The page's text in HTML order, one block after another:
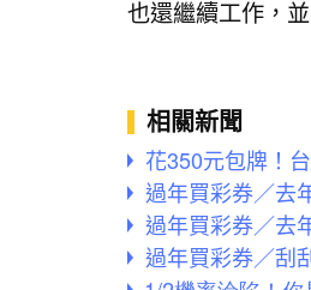
也還繼續工作，
相關新聞
花350元包牌！
過年買彩券／去
過年買彩券／去
過年買彩券／刮